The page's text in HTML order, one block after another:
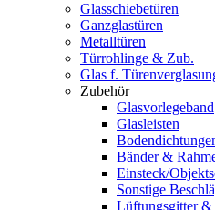
Glasschiebetüren
Ganzglastüren
Metalltüren
Türrohlinge & Zub.
Glas f.
Zubehör
Glasvorlegeband
Glasleisten
Bänder &
Einsteck/
Sonstige
Lüftungsgitter &